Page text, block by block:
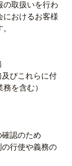
の取扱いを行わ
におけるお客様
びこれらに付
を含む）
認のため
行使や義務の